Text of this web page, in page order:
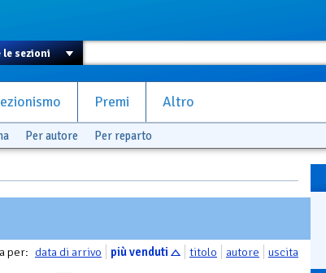
Premi Altro
Per autore Per reparto
per: data di arrivo più venduti titolo autore uscita